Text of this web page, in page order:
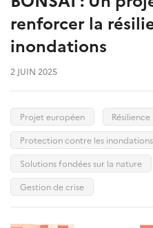
renforcer la
inondations
2 JUIN 2025
Projet européen Résilience
Protection contre les inondations
Solutions fondées sur la nature
Gestion de crise